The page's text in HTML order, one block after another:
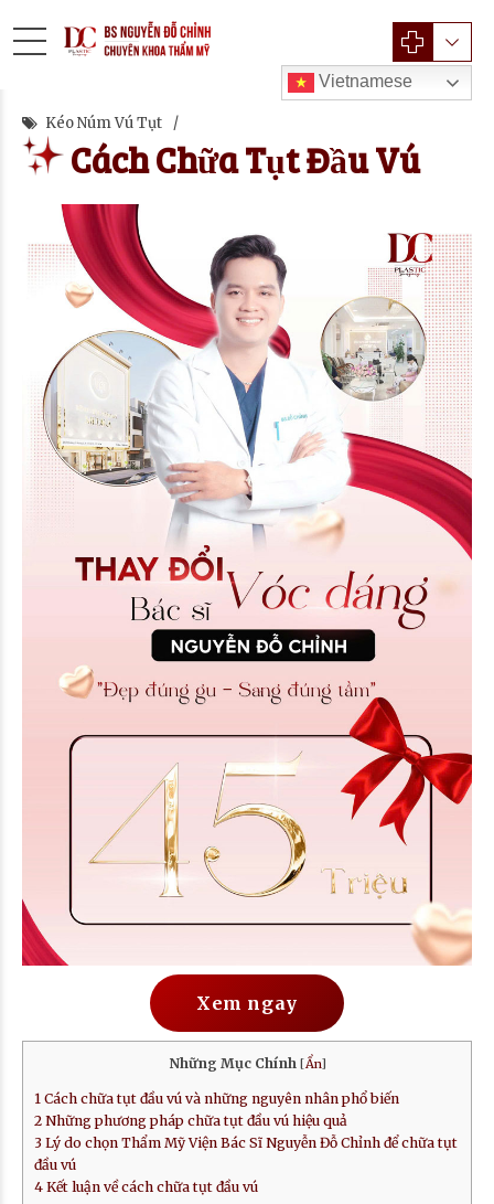
Vietnamese
Kéo Núm Vú Tụt
Cách Chữa Tụt Đầu Vú
Xem ngay
Những Mục Chính [Ẩn]
1 Cách chữa tụt đầu vú và những nguyên nhân phổ biến
2 Những phương pháp chữa tụt đầu vú hiệu quả
3 Lý do chọn Thẩm Mỹ Viện Bác Sĩ Nguyễn Đỗ Chỉnh để chữa tụt
đầu vú
4 Kết luận về cách chữa tụt đầu vú